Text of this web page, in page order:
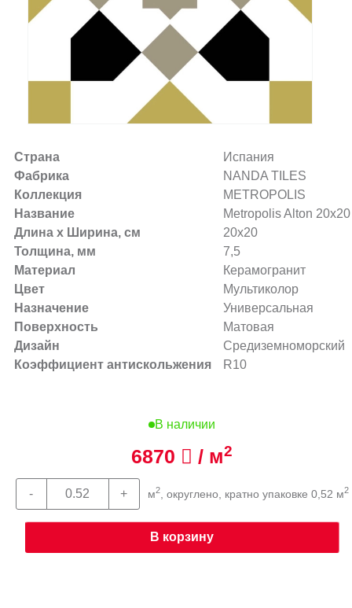
Страна
Испания
Фабрика
NANDA TILES
Коллекция
METROPOLIS
Название
Metropolis Alton 20х20
Длина х Ширина, см
20x20
Толщина, мм
7,5
Материал
Керамогранит
Цвет
Мультиколор
Назначение
Универсальная
Поверхность
Матовая
Дизайн
Средиземноморский
Коэффициент антискольжения
R10
В наличии
6870 / м2
м2, округлено, кратно упаковке 0,52 м2
В корзину